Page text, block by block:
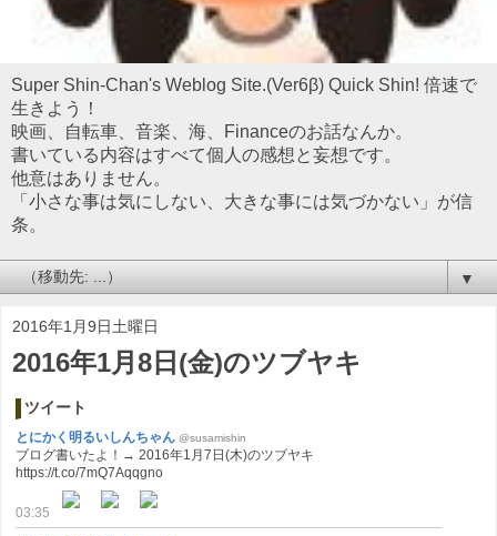
Super Shin-Chan's Weblog Site.(Ver6β) Quick Shin! 倍速で
生きよう！
映画、自転車、音楽、海、Financeのお話なんか。
書いている内容はすべて個人の感想と妄想です。
他意はありません。
「小さな事は気にしない、大きな事には気づかない」が信
条。
▼
2016年1月9日土曜日
2016年1月8日(金)のツブヤキ
ツイート
とにかく明るいしんちゃん @susamishin
ブログ書いたよ！→ 2016年1月7日(木)のツブヤキ
https://t.co/7mQ7Aqqgno
03:35